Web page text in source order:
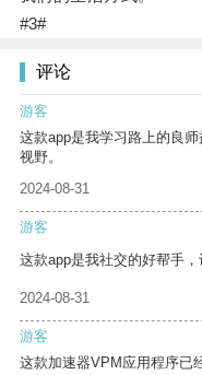
#3#
评论
游客
这款app是我学习路上的良
视野。
2024-08-31
游客
这款app是我社交的好帮手
2024-08-31
游客
这款加速器VPM应用程序已